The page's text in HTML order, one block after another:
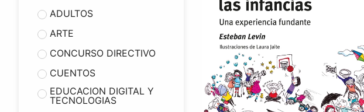
ADULTOS
ARTE
CONCURSO DIRECTIVO
CUENTOS
EDUCACION DIGITAL Y
TECNOLOGIAS